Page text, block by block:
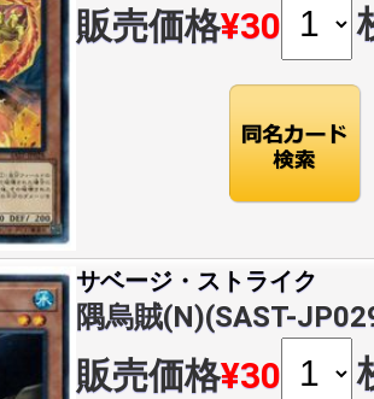
販売価格¥30
サベージ・ストライク
隅烏賊(N)(SAST-
販売価格¥30